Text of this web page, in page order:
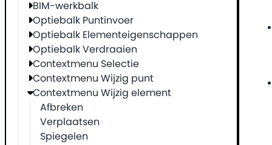
BIM-werkbalk
Optiebalk Puntinvoer
Optiebalk Elementeigenschappen
Optiebalk Verdraaien
Contextmenu Selectie
Contextmenu Wijzig punt
Contextmenu Wijzig element
Afbreken
Verplaatsen
Spiegelen